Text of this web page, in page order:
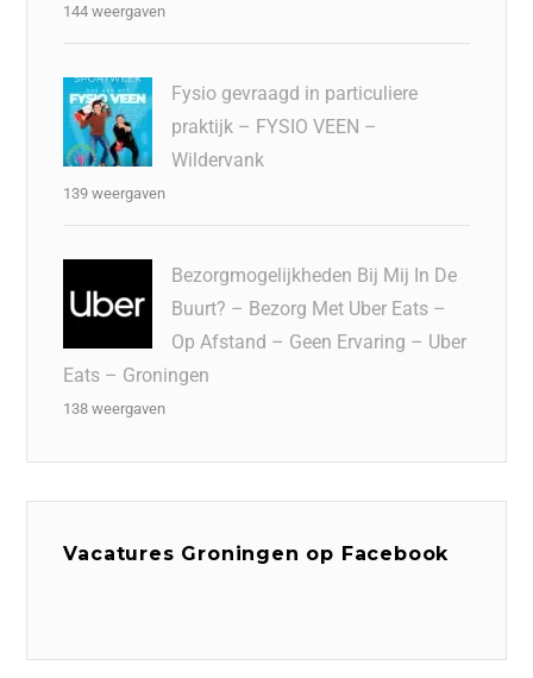
144 weergaven
Fysio gevraagd in particuliere
praktijk – FYSIO VEEN –
Wildervank
139 weergaven
Bezorgmogelijkheden Bij Mij In De
Buurt? – Bezorg Met Uber Eats –
Op Afstand – Geen Ervaring – Uber
Eats – Groningen
138 weergaven
Vacatures Groningen op Facebook